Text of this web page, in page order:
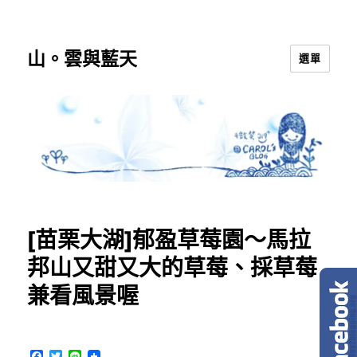
山。雲與藍天 選單
[苗栗大湖]郁盈草莓園～馬拉
邦山又甜又大的草莓、採草莓
兼看風景喔